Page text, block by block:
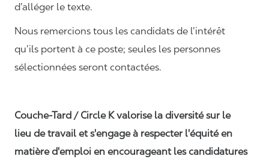
d’alléger le texte.
Nous remercions tous les candidats de l’intérêt
qu’ils portent à ce poste; seules les personnes
sélectionnées seront contactées.
Couche-Tard / Circle K valorise la diversité sur le
lieu de travail et s'engage à respecter l'équité en
matière d'emploi en encourageant les candidatures